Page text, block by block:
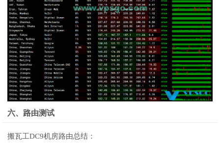
六、路由测试
搬瓦工DC9机房路由总结：